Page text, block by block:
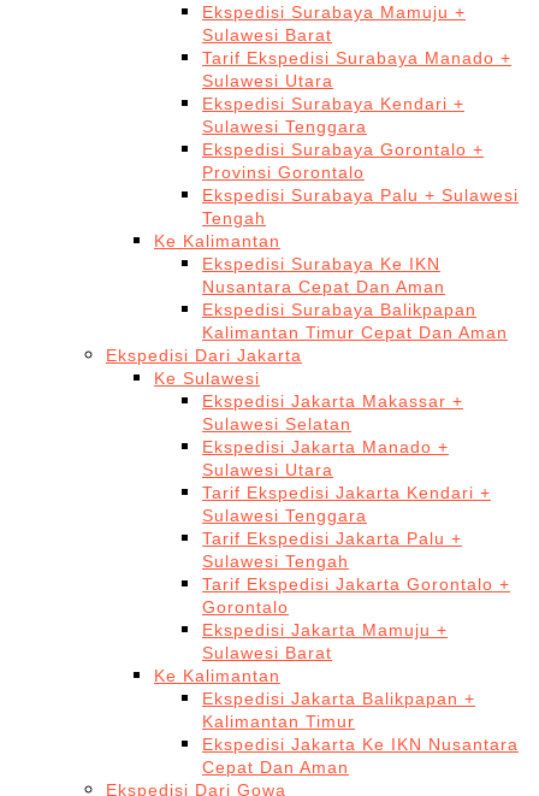
Ekspedisi Surabaya Mamuju +
Sulawesi Barat
Tarif Ekspedisi Surabaya Manado +
Sulawesi Utara
Ekspedisi Surabaya Kendari +
Sulawesi Tenggara
Ekspedisi Surabaya Gorontalo +
Provinsi Gorontalo
Ekspedisi Surabaya Palu + Sulawesi
Tengah
Ke Kalimantan
Ekspedisi Surabaya Ke IKN
Nusantara Cepat Dan Aman
Ekspedisi Surabaya Balikpapan
Kalimantan Timur Cepat Dan Aman
Ekspedisi Dari Jakarta
Ke Sulawesi
Ekspedisi Jakarta Makassar +
Sulawesi Selatan
Ekspedisi Jakarta Manado +
Sulawesi Utara
Tarif Ekspedisi Jakarta Kendari +
Sulawesi Tenggara
Tarif Ekspedisi Jakarta Palu +
Sulawesi Tengah
Tarif Ekspedisi Jakarta Gorontalo +
Gorontalo
Ekspedisi Jakarta Mamuju +
Sulawesi Barat
Ke Kalimantan
Ekspedisi Jakarta Balikpapan +
Kalimantan Timur
Ekspedisi Jakarta Ke IKN Nusantara
Cepat Dan Aman
Ekspedisi Dari Gowa